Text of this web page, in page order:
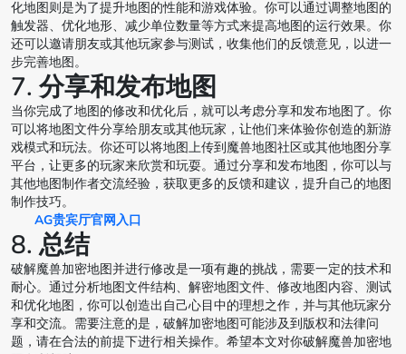
化地图则是为了提升地图的性能和游戏体验。你可以通过调整地图的
触发器、优化地形、减少单位数量等方式来提高地图的运行效果。你
还可以邀请朋友或其他玩家参与测试，收集他们的反馈意见，以进一
步完善地图。
7. 分享和发布地图
当你完成了地图的修改和优化后，就可以考虑分享和发布地图了。你
可以将地图文件分享给朋友或其他玩家，让他们来体验你创造的新游
戏模式和玩法。你还可以将地图上传到魔兽地图社区或其他地图分享
平台，让更多的玩家来欣赏和玩耍。通过分享和发布地图，你可以与
其他地图制作者交流经验，获取更多的反馈和建议，提升自己的地图
制作技巧。
AG贵宾厅官网入口
8. 总结
破解魔兽加密地图并进行修改是一项有趣的挑战，需要一定的技术和
耐心。通过分析地图文件结构、解密地图文件、修改地图内容、测试
和优化地图，你可以创造出自己心目中的理想之作，并与其他玩家分
享和交流。需要注意的是，破解加密地图可能涉及到版权和法律问
题，请在合法的前提下进行相关操作。希望本文对你破解魔兽加密地